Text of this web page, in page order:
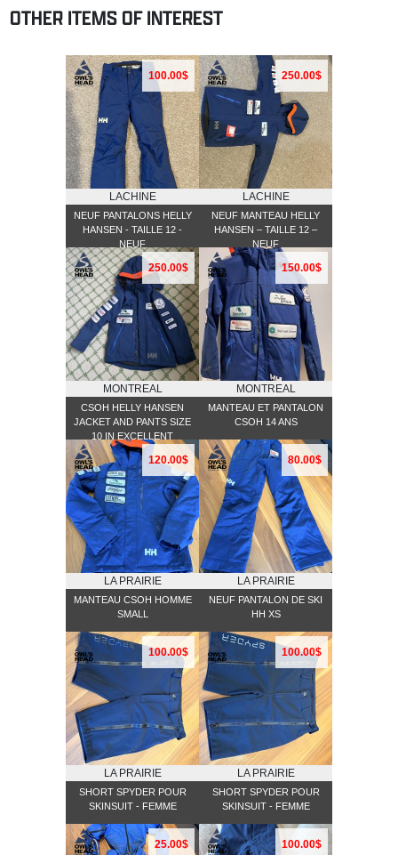
OTHER ITEMS OF INTEREST
100.00$
LACHINE
NEUF PANTALONS HELLY
HANSEN - TAILLE 12 -
NEUF
250.00$
LACHINE
NEUF MANTEAU HELLY
HANSEN – TAILLE 12 –
NEUF
250.00$
MONTREAL
CSOH HELLY HANSEN
JACKET AND PANTS SIZE
10 IN EXCELLENT
CONDITION
150.00$
MONTREAL
MANTEAU ET PANTALON
CSOH 14 ANS
120.00$
LA PRAIRIE
MANTEAU CSOH HOMME
SMALL
80.00$
LA PRAIRIE
NEUF PANTALON DE SKI
HH XS
100.00$
LA PRAIRIE
SHORT SPYDER POUR
SKINSUIT - FEMME
100.00$
LA PRAIRIE
SHORT SPYDER POUR
SKINSUIT - FEMME
25.00$ 100.00$